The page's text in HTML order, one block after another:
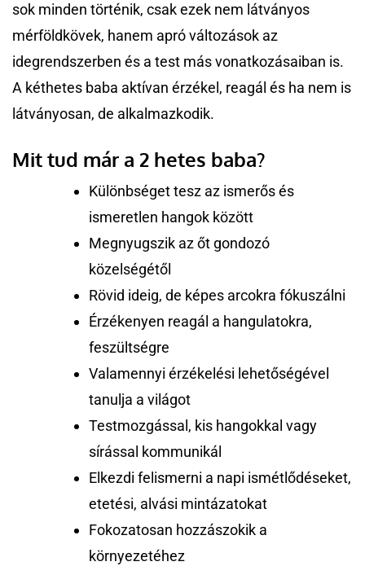
sok minden történik, csak ezek nem látványos
mérföldkövek, hanem apró változások az
idegrendszerben és a test más vonatkozásaiban is.
A kéthetes baba aktívan érzékel, reagál és ha nem is
látványosan, de alkalmazkodik.
Mit tud már a 2 hetes baba?
Különbséget tesz az ismerős és
ismeretlen hangok között
Megnyugszik az őt gondozó
közelségétől
Rövid ideig, de képes arcokra fókuszálni
Érzékenyen reagál a hangulatokra,
feszültségre
Valamennyi érzékelési lehetőségével
tanulja a világot
Testmozgással, kis hangokkal vagy
sírással kommunikál
Elkezdi felismerni a napi ismétlődéseket,
etetési, alvási mintázatokat
Fokozatosan hozzászokik a
környezetéhez